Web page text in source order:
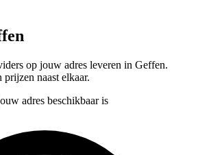
op jouw adres leveren in Geffen.
prijzen naast elkaar.
adres beschikbaar is